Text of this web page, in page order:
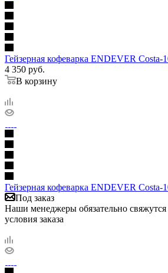
Гейзерная кофеварка ENDEVER Costa-
4 350 руб.
В корзину
Гейзерная кофеварка ENDEVER Costa-
Под заказ
Наши менеджеры обязательно
условия заказа